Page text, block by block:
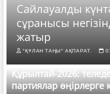
Сайлауалды
сұранысы
жатыр
"ҚҰЛАН ТАҢЫ" АҚПАРАТ.
Құрылтай-2026:
партиялар өңірлерге